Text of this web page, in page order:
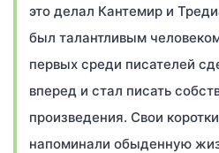
это делал Кантемир и
был талантливым
первых среди писателей
вперед и стал писать
произведения. Свои
напоминали обыденную